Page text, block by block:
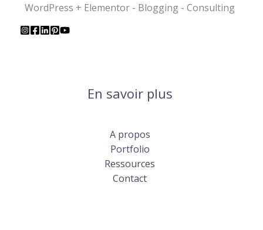
WordPress + Elementor - Blogging - Consulting
En savoir plus
A propos
Portfolio
Ressources
Contact